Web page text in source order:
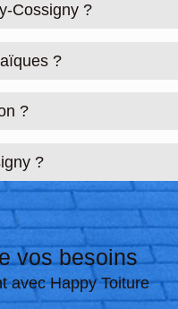
Cossigny ?
?
?
?
vos besoins
avec Happy Toiture